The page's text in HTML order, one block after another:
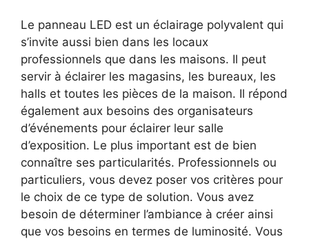
Le panneau LED est un éclairage polyvalent qui
s’invite aussi bien dans les locaux
professionnels que dans les maisons. Il peut
servir à éclairer les magasins, les bureaux, les
halls et toutes les pièces de la maison. Il répond
également aux besoins des organisateurs
d’événements pour éclairer leur salle
d’exposition. Le plus important est de bien
connaître ses particularités. Professionnels ou
particuliers, vous devez poser vos critères pour
le choix de ce type de solution. Vous avez
besoin de déterminer l’ambiance à créer ainsi
que vos besoins en termes de luminosité. Vous